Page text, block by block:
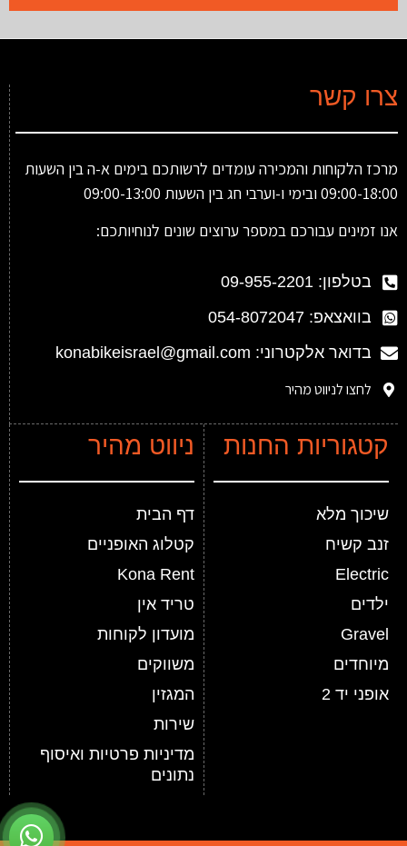
ניווט מהיר
דף הבית
קטלוג האופניים
Kona Rent
טריד אין
מועדון לקוחות
משווקים
המגזין
שירות
מדיניות פרטיות ואיסוף
נתונים
קטגוריות החנות
שיכוך מלא
זנב קשיח
Electric
ילדים
Gravel
מיוחדים
אופני יד 2
צרו קשר
מרכז הלקוחות והמכירה עומדים לרשותכם בימים א-ה בין השעות
09:00-18:00 ובימי ו-וערבי חג בין השעות 09:00-13:00
אנו זמינים עבורכם במספר ערוצים שונים לנוחיותכם:
בטלפון: 09-955-2201
בוואצאפ: 054-8072047
בדואר אלקטרוני: konabikeisrael@gmail.com
לחצו לניווט מהיר